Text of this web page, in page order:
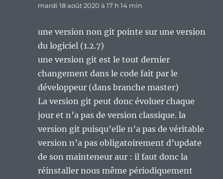
mardi 18 août 2020 à 17 h 14 min
une version non git pointe sur une version
du logiciel (1.2.7)
une version git est le tout dernier
changement dans le code fait par le
développeur (dans branche master)
La version git peut donc évoluer chaque
jour et n’a pas de version classique. la
version git puisqu’elle n’a pas de véritable
version n’a pas obligatoirement d’update
de son mainteneur aur : il faut donc la
réinstaller nous même périodiquement